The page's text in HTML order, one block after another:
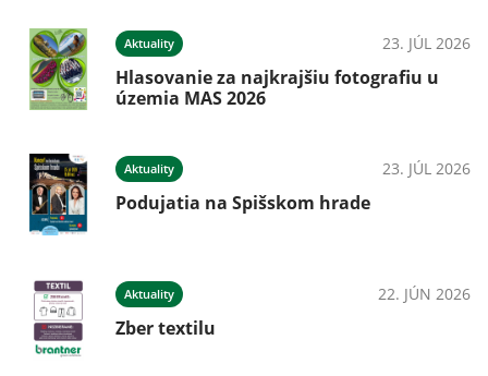
Aktuality 23. JÚL 2026
Hlasovanie za najkrajšiu fotografiu u
územia MAS 2026
Aktuality 23. JÚL 2026
Podujatia na Spišskom hrade
Aktuality 22. JÚN 2026
Zber textilu